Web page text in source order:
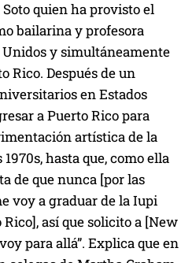
quien ha provisto el
bailarina y profesora
y simultáneamente
Rico. Después de un
en Estados
a Puerto Rico para
artística de la
hasta que, como ella
de que nunca [por las
voy a graduar de la Iupi
así que solicito a [New
para allá”. Explica que en